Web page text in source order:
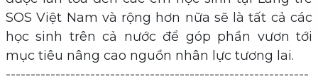
SOS Việt Nam và rộng hơn nữa sẽ là tất cả các
học sinh trên cả nước để góp phần vươn tới
mục tiêu nâng cao nguồn nhân lực tương lai.
-------------------------------------------------------------